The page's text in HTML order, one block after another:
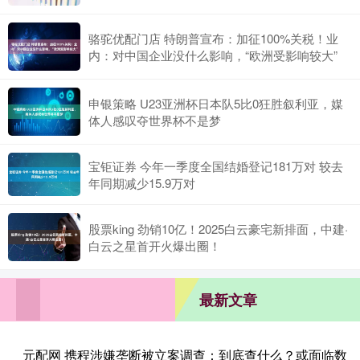
骆驼优配门店 特朗普宣布：加征100%关税！业
内：对中国企业没什么影响，“欧洲受影响较大”
申银策略 U23亚洲杯日本队5比0狂胜叙利亚，媒
体人感叹夺世界杯不是梦
宝钜证券 今年一季度全国结婚登记181万对 较去
年同期减少15.9万对
股票king 劲销10亿！2025白云豪宅新排面，中建·
白云之星首开火爆出圈！
最新文章
元配网 携程涉嫌垄断被立案调查：到底查什么？或面临数